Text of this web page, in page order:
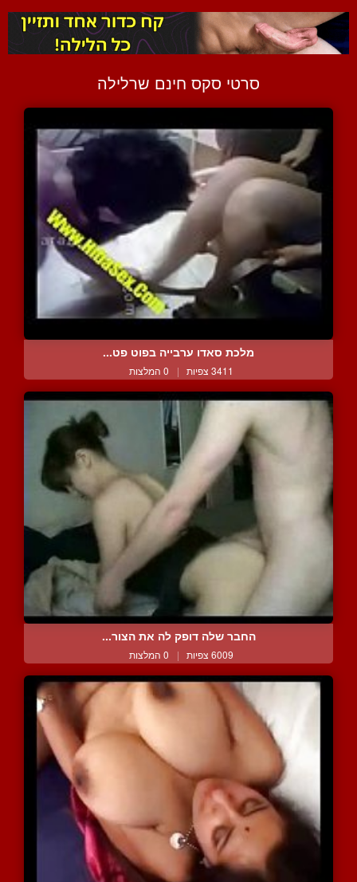
סרטי סקס חינם שרלילה
מלכת סאדו ערבייה בפוט פט...
3411 צפיות | 0 המלצות
החבר שלה דופק לה את הצור...
6009 צפיות | 0 המלצות